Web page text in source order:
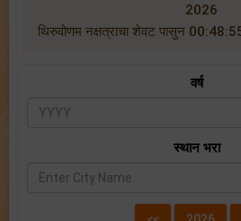
2026
थिरुवोणम नक्षत्राचा शेवट पासुन
वर्ष
स्थान भरा